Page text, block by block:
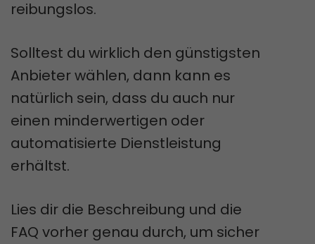
reibungslos.
Solltest du wirklich den günstigsten
Anbieter wählen, dann kann es
natürlich sein, dass du auch nur
einen minderwertigen oder
automatisierte Dienstleistung
erhältst.
Lies dir die Beschreibung und die
FAQ vorher genau durch, um sicher